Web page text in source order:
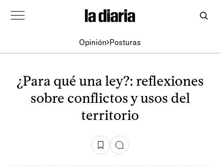
Opinión Posturas
¿Para qué una ley?: reflexiones
sobre conflictos y usos del
territorio